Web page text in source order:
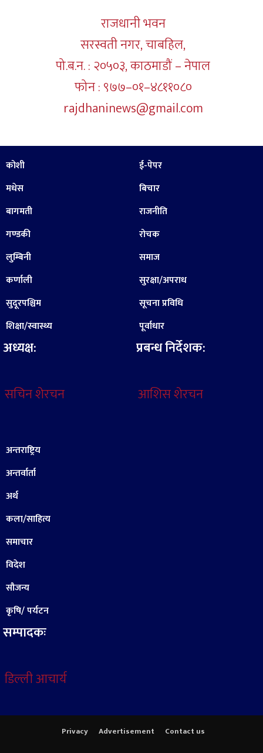
राजधानी भवन
सरस्वती नगर, चाबहिल,
पो.ब.न. : २०५०३, काठमाडौं – नेपाल
फोन : ९७७–०१–४८११०८०
rajdhaninews@gmail.com
कोशी
मधेस
बागमती
गण्डकी
लुम्बिनी
कर्णाली
सुदूरपश्चिम
शिक्षा/स्वास्थ्य
अध्यक्ष:
सचिन शेरचन
ई-पेपर
बिचार
राजनीति
रोचक
समाज
सुरक्षा/अपराध
सूचना प्रविधि
पूर्वाधार
प्रबन्ध निर्देशक:
आशिस शेरचन
अन्तराष्ट्रिय
अन्तर्वार्ता
अर्थ
कला/साहित्य
समाचार
विदेश
सौजन्य
कृषि/ पर्यटन
सम्पादकः
डिल्ली आचार्य
Privacy Advertisement Contact us